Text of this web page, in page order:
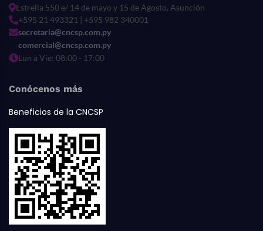
Estrella 550 e/ 14 de mayo y 15 de Agosto, Asunción
+595 21 493321 | +595 982 340001
secretaria@cncsp.com.py
comercial@cncsp.com.py
Lun a Vie: 08:00 - 17:00
Conócenos más
Beneficios de la CNCSP